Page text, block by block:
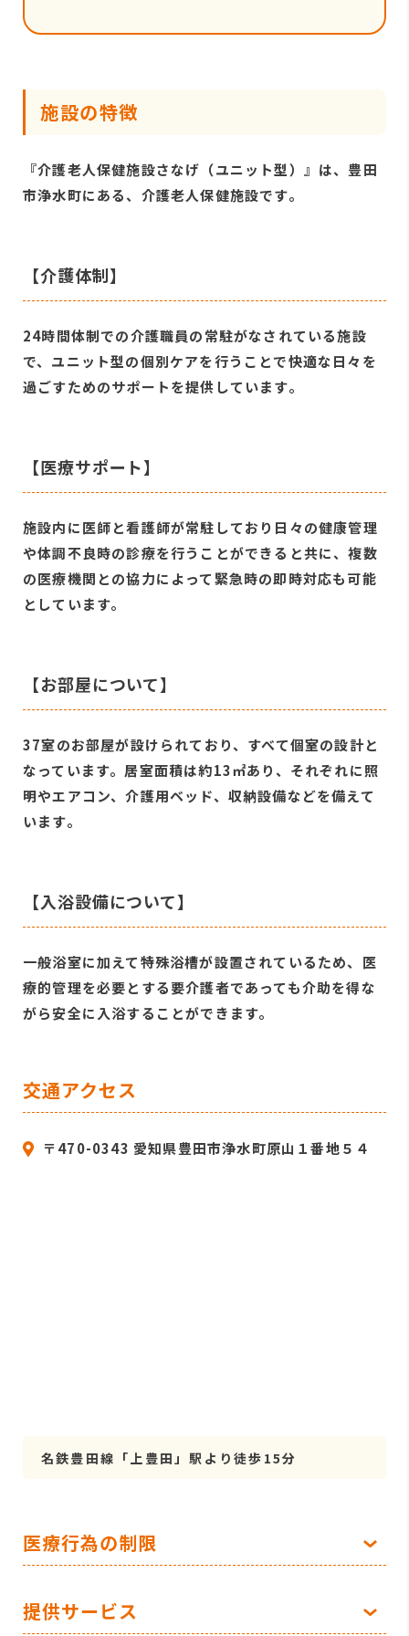
施設の特徴
『介護老人保健施設さなげ（ユニット型）』は、豊田
市浄水町にある、介護老人保健施設です。
【介護体制】
24時間体制での介護職員の常駐がなされている施設
で、ユニット型の個別ケアを行うことで快適な日々を
過ごすためのサポートを提供しています。
【医療サポート】
施設内に医師と看護師が常駐しており日々の健康管理
や体調不良時の診療を行うことができると共に、複数
の医療機関との協力によって緊急時の即時対応も可能
としています。
【お部屋について】
37室のお部屋が設けられており、すべて個室の設計と
なっています。居室面積は約13㎡あり、それぞれに照
明やエアコン、介護用ベッド、収納設備などを備えて
います。
【入浴設備について】
一般浴室に加えて特殊浴槽が設置されているため、医
療的管理を必要とする要介護者であっても介助を得な
がら安全に入浴することができます。
交通アクセス
〒470-0343 愛知県豊田市浄水町原山１番地５４
名鉄豊田線「上豊田」駅より徒歩15分
医療行為の制限
提供サービス